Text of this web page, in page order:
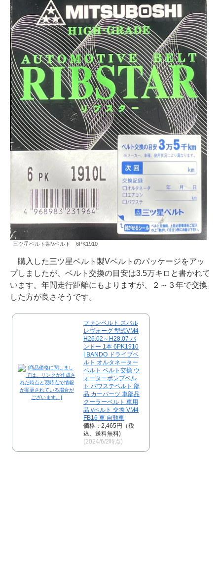
三ツ星ベルト製Vベルト 6PK1910
購入した三ツ星ベルト製Vベルトのパッケージをアッ
プしましたが、ベルト交換の目安は3.5万キロと書かれて
います。年間走行距離にもよりますが、２～３年で交換
した方が良さそうです。
ファンベルト スバル
レヴォーグ 型式VM4
H26.02～H28.07 バ
ンドー 1本 6PK1910
| BANDO ドライブベ
ルト オルタネーター
ベルト ベルト交換 ウ
ォーターポンプベル
ト パワステベルト 部
品 カーパーツ 車部品
クーラーベルト 車用
品 vベルト 交換 VM4
FB16 車 自動車
価格：2,465円（税
込、送料無料)
(2024/6/2時点)